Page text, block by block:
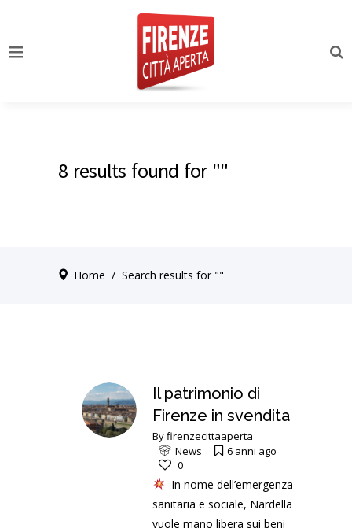
8 results found for ""
Home / Search results for ""
Il patrimonio di
Firenze in svendita
Byfirenzecittaaperta
News
6 anni ago
0
In nome dell’emergenza
sanitaria e sociale, Nardella
vuole mano libera sui beni